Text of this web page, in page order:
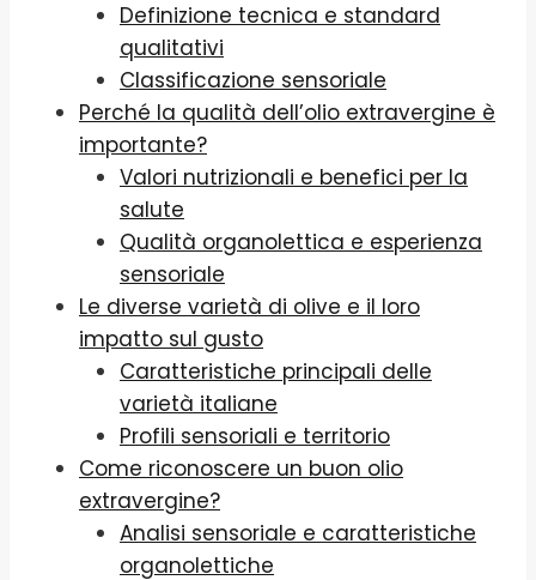
Definizione tecnica e standard
qualitativi
Classificazione sensoriale
Perché la qualità dell’olio extravergine è
importante?
Valori nutrizionali e benefici per la
salute
Qualità organolettica e esperienza
sensoriale
Le diverse varietà di olive e il loro
impatto sul gusto
Caratteristiche principali delle
varietà italiane
Profili sensoriali e territorio
Come riconoscere un buon olio
extravergine?
Analisi sensoriale e caratteristiche
organolettiche